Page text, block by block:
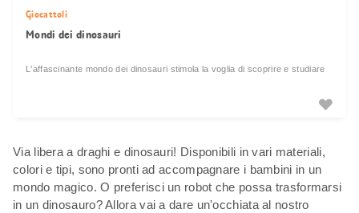
Giocattoli
Mondi dei dinosauri
L'affascinante mondo dei dinosauri stimola la voglia di scoprire e studiare
Via libera a draghi e dinosauri! Disponibili in vari materiali,
colori e tipi, sono pronti ad accompagnare i bambini in un
mondo magico. O preferisci un robot che possa trasformarsi
in un dinosauro? Allora vai a dare un'occhiata al nostro